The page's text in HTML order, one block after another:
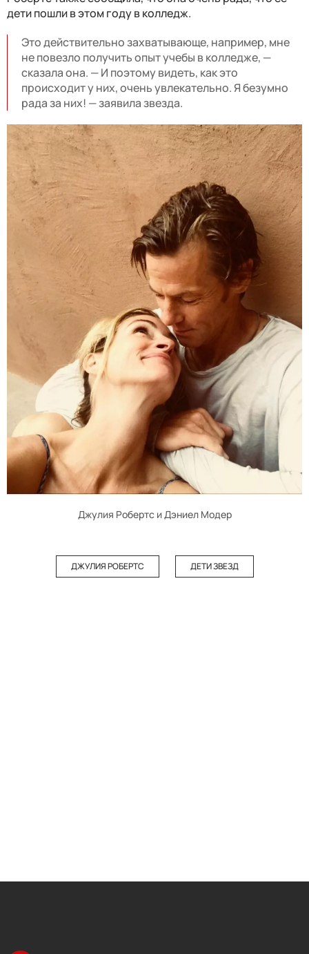
дети пошли в этом году в колледж.
Это действительно захватывающе, например, мне
не повезло получить опыт учебы в колледже, —
сказала она. — И поэтому видеть, как это
происходит у них, очень увлекательно. Я безумно
рада за них! — заявила звезда.
Джулия Робертс и Дэниел Модер
ДЖУЛИЯ РОБЕРТС ДЕТИ ЗВЕЗД